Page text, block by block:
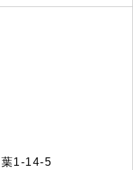
1-14-5